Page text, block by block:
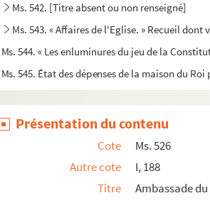
Ms. 542. [Titre absent ou non renseigné]
Ms. 543. « Affaires de l'Eglise. » Recueil
Ms. 544. « Les enluminures du jeu de la
Ms. 545. État des dépenses de la maison du
Ms. 547. « Dixième des offices et droits et
Ms. 548. « Publication de la paix entre le Roy
Ms. 549. [Titre absent ou non renseigné]
Ms. 550. « Cérémonial et pratique des
Présentation du contenu
Cote
Ms. 526
Autre cote
I, 188
Titre
Ambassade